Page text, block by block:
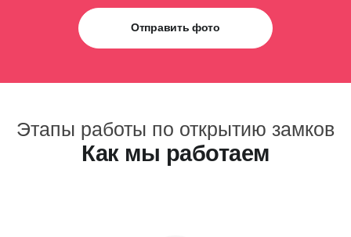
Отправить фото
Этапы работы по открытию замков
Как мы работаем